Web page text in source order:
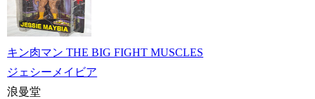
キン肉マン THE BIG FIGHT MUSCLES
ジェシーメイビア
浪曼堂